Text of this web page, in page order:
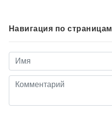
Навигация по страницам